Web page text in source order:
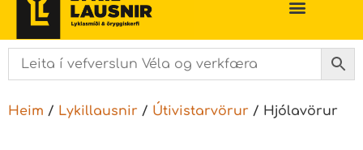
Heim / Lykillausnir / Útivistarvörur / Hjólavörur